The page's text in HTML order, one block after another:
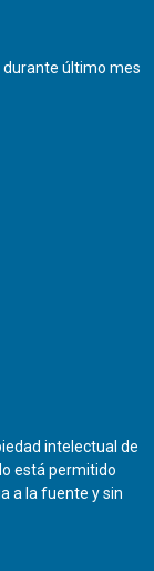
durante último mes
intelectual de
está permitido
a la fuente y sin